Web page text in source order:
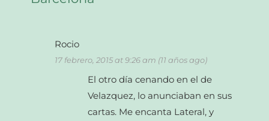
Rocio
17 febrero, 2015 at 9:26 am (11 años ago)
El otro día cenando en el de
Velazquez, lo anunciaban en sus
cartas. Me encanta Lateral, y